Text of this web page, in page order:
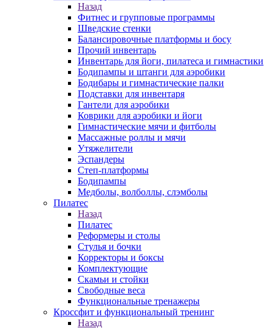
Назад
Фитнес и групповые программы
Шведские стенки
Балансировочные платформы и босу
Прочий инвентарь
Инвентарь для йоги, пилатеса и гимнастики
Бодипампы и штанги для аэробики
Бодибары и гимнастические палки
Подставки для инвентаря
Гантели для аэробики
Коврики для аэробики и йоги
Гимнастические мячи и фитболы
Массажные роллы и мячи
Утяжелители
Эспандеры
Степ-платформы
Бодипампы
Медболы, волболлы, слэмболы
Пилатес
Назад
Пилатес
Реформеры и столы
Стулья и бочки
Корректоры и боксы
Комплектующие
Скамьи и стойки
Свободные веса
Функциональные тренажеры
Кроссфит и функциональный тренинг
Назад